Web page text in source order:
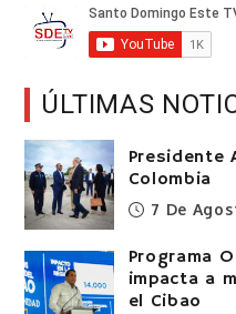
ÚLTIMAS
Presidente
Colombia
7 De
Programa
impacta a
el Cibao